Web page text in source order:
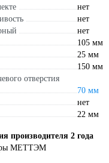
нет
нет
нет
105 мм
25 мм
150 мм
отверстия
70 мм
нет
22 мм
производителя 2 года
МЕТТЭМ